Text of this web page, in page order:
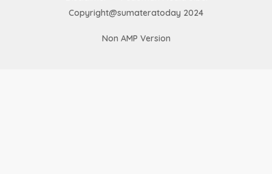
Copyright@sumateratoday 2024
Non AMP Version